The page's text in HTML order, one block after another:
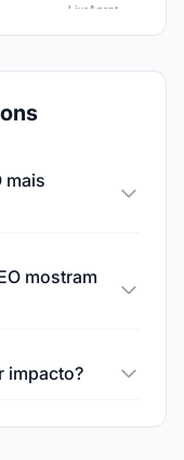
mais
mostram
impacto?